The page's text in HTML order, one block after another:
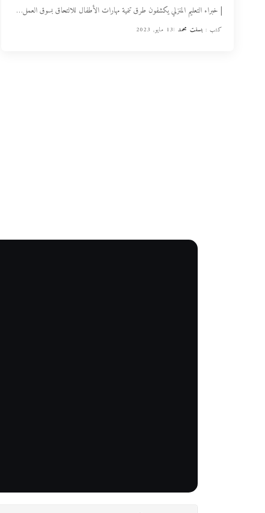
| خبراء التعليم المنزلي يكشفون طرق تنمية مهارات الأطفال للالتحاق بسوق العمل…
كتب : بسنت محمد 13 مايو, 2023